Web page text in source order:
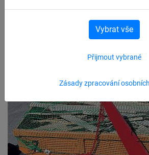
Zásady zpracování
Přijmout vybrané
Vybrat vše